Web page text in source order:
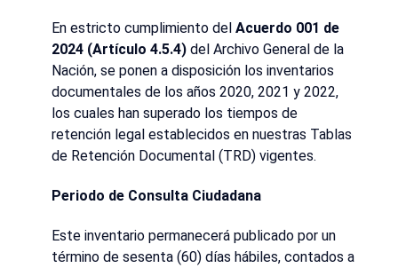
En estricto cumplimiento del Acuerdo 001 de
2024 (Artículo 4.5.4) del Archivo General de la
Nación, se ponen a disposición los inventarios
documentales de los años 2020, 2021 y 2022,
los cuales han superado los tiempos de
retención legal establecidos en nuestras Tablas
de Retención Documental (TRD) vigentes.
Periodo de Consulta Ciudadana
Este inventario permanecerá publicado por un
término de sesenta (60) días hábiles, contados a